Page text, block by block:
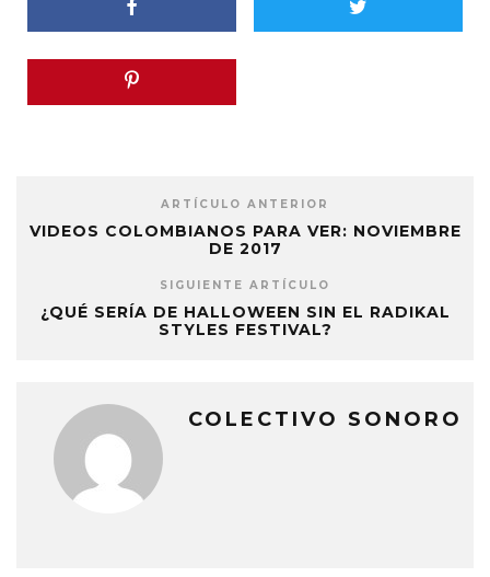
ARTÍCULO ANTERIOR
VIDEOS COLOMBIANOS PARA VER: NOVIEMBRE
DE 2017
SIGUIENTE ARTÍCULO
¿QUÉ SERÍA DE HALLOWEEN SIN EL RADIKAL
STYLES FESTIVAL?
COLECTIVO SONORO